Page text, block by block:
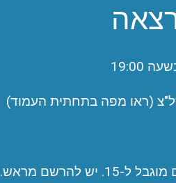
מספר המשתתפים מוגבל ל-15. יש להרשם מראש.